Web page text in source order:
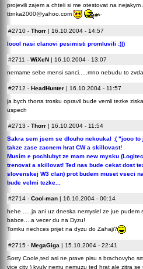
projevili zajem a chteli si me otestovat na nejakym
ttrnka2000@yahoo.com
#2710 - Thorr | 16.10.2004 - 14:57
loool nasi clanovi pesimisti promluvili :)))
#2711 - WiXeN | 16.10.2004 - 13:07
nemame sebe mensi sanci.....mno nebudu to
#2712 - HeadHunter | 16.10.2004 - 11:57
ja bych thorra trosku opravil bude vemli tezke
uspech
#2713 - Thorr | 16.10.2004 - 11:54
Sakra sem jsem se dlouho nekoukal :( "jooo
takze zase zacnem hrat CW a skillovast!
Musím e pochlubyt ze mam new mysku
trenovat a skillovat! Ted nas bude cekat dost
slovenskej W3 clan) prot budem muset vseci
bude velmi tezke...
#2714 - Cool-man | 16.10.2004 - 00:14
hehe......ja ani uz dneska nemyslel ze jue pudem
babce....a vecer du na Dyzu!
Tomku nechces prijet na dyzu do Zahaji?
#2715 - MegaGiga | 15.10.2004 - 22:41
Sorry Coole,ted asi ne,prave pisu s brachovyho
vice city ) kvuly nemu nemuzu ted hrat ale zitra